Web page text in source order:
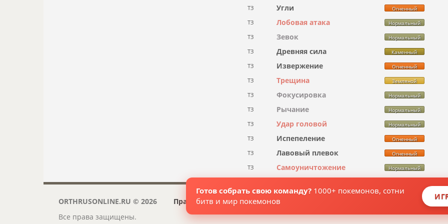
Готов собрать свою команду? 1000+ покемонов, сотни
битв и мир покемонов
ТЗ Угли Огненный
ТЗ Лобовая атака Нормальный
ТЗ Зевок Нормальный
ТЗ Древняя сила Каменный
ТЗ Извержение Огненный
ТЗ Трещина Земляной
ТЗ Фокусировка Нормальный
ТЗ Рычание Нормальный
ТЗ Удар головой Нормальный
ТЗ Испепеление Огненный
ТЗ Лавовый плевок Огненный
ТЗ Самоуничтожение Нормальный
ORTHRUSONLINE.RU © 2026
Все права защищены.
Правовая информация